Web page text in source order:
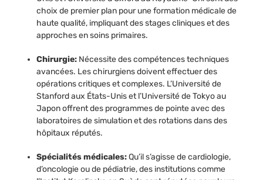
choix de premier plan pour une formation médicale de
haute qualité, impliquant des stages cliniques et des
approches en soins primaires.
Chirurgie: Nécessite des compétences techniques
avancées. Les chirurgiens doivent effectuer des
opérations critiques et complexes. L’Université de
Stanford aux États-Unis et l’Université de Tokyo au
Japon offrent des programmes de pointe avec des
laboratoires de simulation et des rotations dans des
hôpitaux réputés.
Spécialités médicales:Qu’il s’agisse de cardiologie,
d’oncologie ou de pédiatrie, des institutions comme